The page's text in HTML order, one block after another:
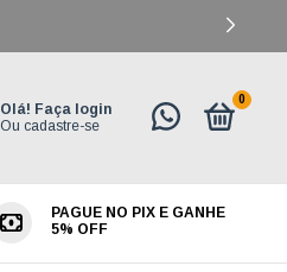
Olá! Faça login
Ou cadastre-se
0
PAGUE NO PIX E GANHE
5% OFF